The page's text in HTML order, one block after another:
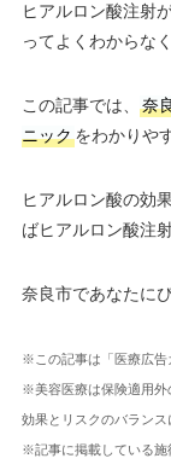
ヒアルロン酸注射
ってよくわからな
この記事では、
奈
ニックをわかりや
ヒアルロン酸の効
ばヒアルロン酸注
奈良市であなたに
※この記事は「医療広告
※美容医療は保険適用外
効果とリスクのバランス
※記事に掲載している施